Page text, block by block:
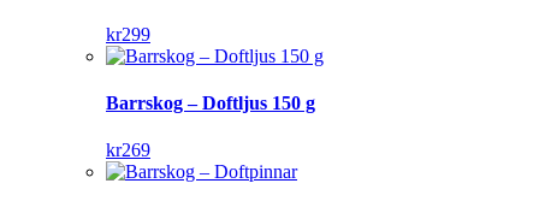
kr299
Barrskog – Doftljus 150 g
kr269